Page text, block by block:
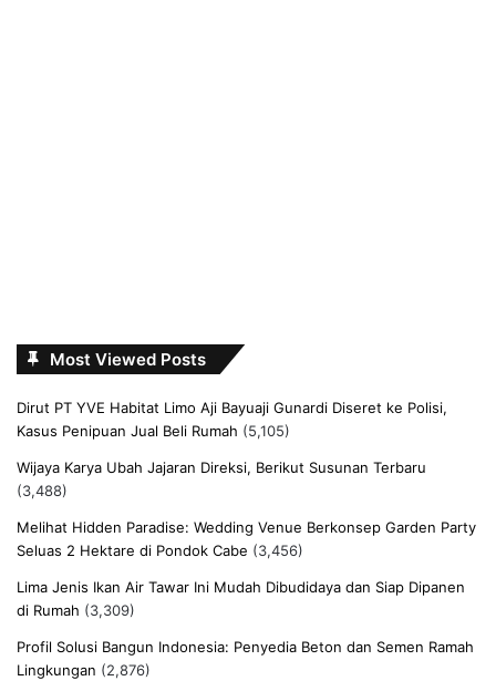
Most Viewed Posts
Dirut PT YVE Habitat Limo Aji Bayuaji Gunardi Diseret ke Polisi,
Kasus Penipuan Jual Beli Rumah (5,105)
Wijaya Karya Ubah Jajaran Direksi, Berikut Susunan Terbaru
(3,488)
Melihat Hidden Paradise: Wedding Venue Berkonsep Garden Party
Seluas 2 Hektare di Pondok Cabe (3,456)
Lima Jenis Ikan Air Tawar Ini Mudah Dibudidaya dan Siap Dipanen
di Rumah (3,309)
Profil Solusi Bangun Indonesia: Penyedia Beton dan Semen Ramah
Lingkungan (2,876)